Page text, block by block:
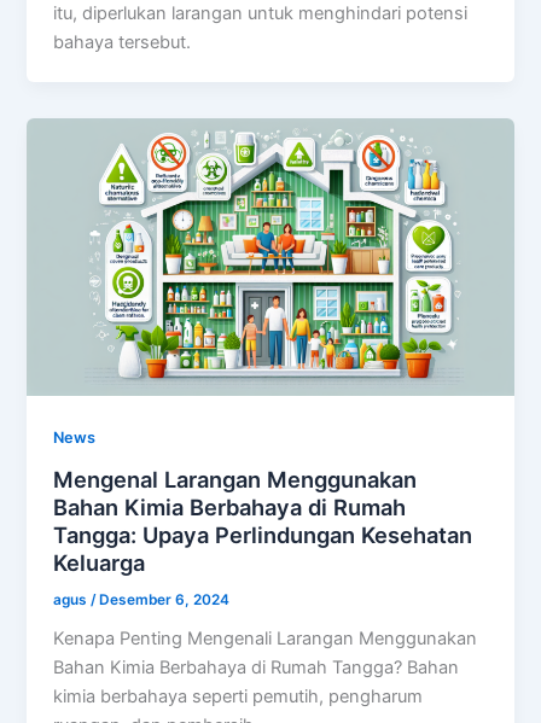
itu, diperlukan larangan untuk menghindari potensi
bahaya tersebut.
News
Mengenal Larangan Menggunakan
Bahan Kimia Berbahaya di Rumah
Tangga: Upaya Perlindungan Kesehatan
Keluarga
agus /Desember 6, 2024
Kenapa Penting Mengenali Larangan Menggunakan
Bahan Kimia Berbahaya di Rumah Tangga? Bahan
kimia berbahaya seperti pemutih, pengharum